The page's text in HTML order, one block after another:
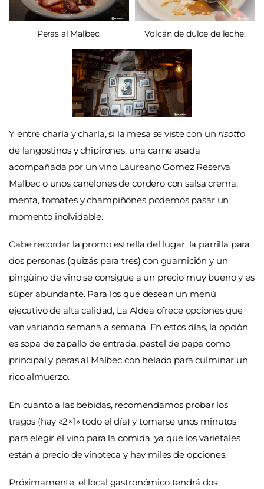
Peras al Malbec. Volcán de dulce de leche.
Y entre charla y charla, si la mesa se viste con un risotto
de langostinos y chipirones, una carne asada
acompañada por un vino Laureano Gomez Reserva
Malbec o unos canelones de cordero con salsa crema,
menta, tomates y champiñones podemos pasar un
momento inolvidable.
Cabe recordar la promo estrella del lugar, la parrilla para
dos personas (quizás para tres) con guarnición y un
pingüino de vino se consigue a un precio muy bueno y es
súper abundante. Para los que desean un menú
ejecutivo de alta calidad, La Aldea ofrece opciones que
van variando semana a semana. En estos días, la opción
es sopa de zapallo de entrada, pastel de papa como
principal y peras al Malbec con helado para culminar un
rico almuerzo.
En cuanto a las bebidas, recomendamos probar los
tragos (hay «2×1» todo el día) y tomarse unos minutos
para elegir el vino para la comida, ya que los varietales
están a precio de vinoteca y hay miles de opciones.
Próximamente, el local gastronómico tendrá dos